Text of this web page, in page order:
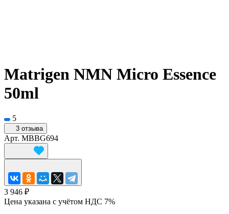
Matrigen NMN Micro Essence
50ml
5
3 отзыва
Арт. MBBG694
3 946 ₽
Цена указана с учётом НДС 7%